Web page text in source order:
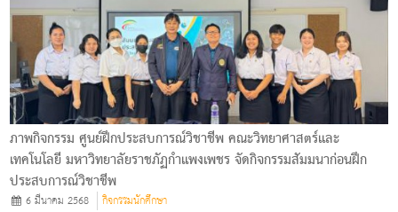
ภาพกิจกรรม ศูนย์ฝึกประสบการณ์วิชาชีพ คณะวิทยาศาสตร์และ
เทคโนโลยี มหาวิทยาลัยราชภัฏกําแพงเพชร จัดกิจกรรมสัมมนาก่อนฝึก
ประสบการณ์วิชาชีพ
6 มีนาคม 2568 กิจกรรมนักศึกษา